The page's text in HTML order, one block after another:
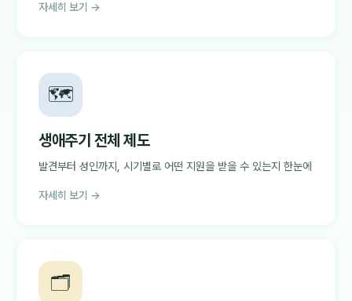
자세히 보기 →
🗺️
생애주기 전체 제도
발견부터 성인까지, 시기별로 어떤 지원을 받을 수 있는지 한눈에
자세히 보기 →
🗂️